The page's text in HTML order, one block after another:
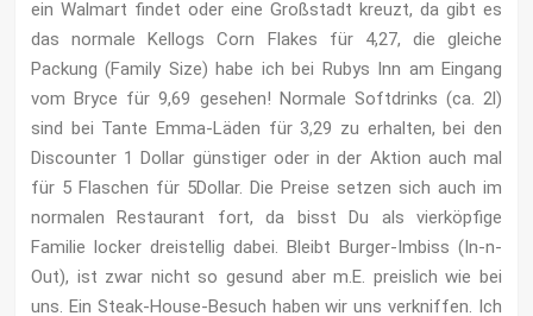
ein Walmart findet oder eine Großstadt kreuzt, da gibt es
das normale Kellogs Corn Flakes für 4,27, die gleiche
Packung (Family Size) habe ich bei Rubys Inn am Eingang
vom Bryce für 9,69 gesehen! Normale Softdrinks (ca. 2l)
sind bei Tante Emma-Läden für 3,29 zu erhalten, bei den
Discounter 1 Dollar günstiger oder in der Aktion auch mal
für 5 Flaschen für 5Dollar. Die Preise setzen sich auch im
normalen Restaurant fort, da bisst Du als vierköpfige
Familie locker dreistellig dabei. Bleibt Burger-Imbiss (In-n-
Out), ist zwar nicht so gesund aber m.E. preislich wie bei
uns. Ein Steak-House-Besuch haben wir uns verkniffen. Ich